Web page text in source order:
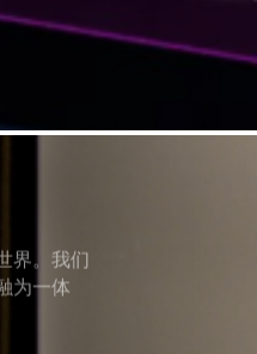
界。我们
为一体